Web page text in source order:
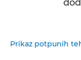
Prikaz potpunih